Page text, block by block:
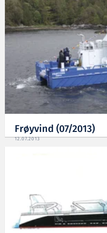
Frøyvind (07/2013)
12.07.2013